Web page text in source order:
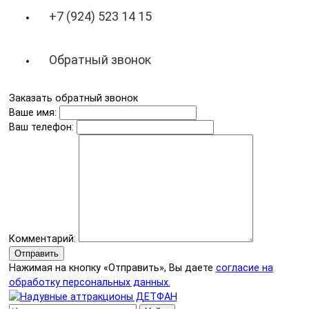
+7 (924) 523 14 15
Обратный звонок
Заказать обратный звонок
Ваше имя:
Ваш телефон:
Комментарий:
Отправить
Нажимая на кнопку «Отправить», Вы даете согласие на
обработку персональных данных.